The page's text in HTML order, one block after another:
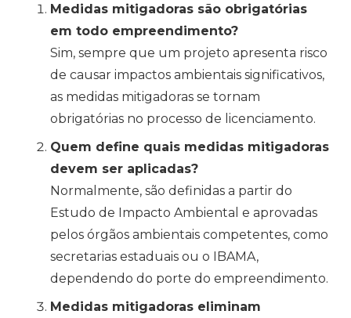
Medidas mitigadoras são obrigatórias
em todo empreendimento?
Sim, sempre que um projeto apresenta risco
de causar impactos ambientais significativos,
as medidas mitigadoras se tornam
obrigatórias no processo de licenciamento.
Quem define quais medidas mitigadoras
devem ser aplicadas?
Normalmente, são definidas a partir do
Estudo de Impacto Ambiental e aprovadas
pelos órgãos ambientais competentes, como
secretarias estaduais ou o IBAMA,
dependendo do porte do empreendimento.
Medidas mitigadoras eliminam